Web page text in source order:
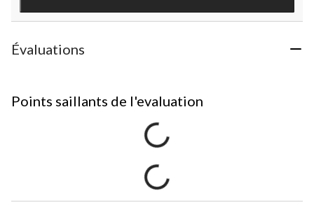
Évaluations
Points saillants de l'evaluation